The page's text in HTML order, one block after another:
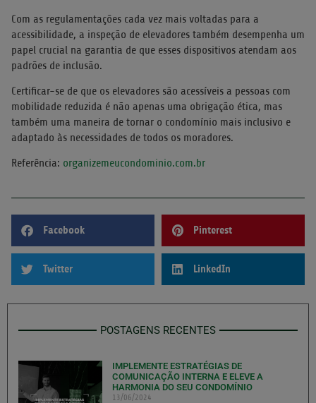
Com as regulamentações cada vez mais voltadas para a
acessibilidade, a inspeção de elevadores também desempenha um
papel crucial na garantia de que esses dispositivos atendam aos
padrões de inclusão.
Certificar-se de que os elevadores são acessíveis a pessoas com
mobilidade reduzida é não apenas uma obrigação ética, mas
também uma maneira de tornar o condomínio mais inclusivo e
adaptado às necessidades de todos os moradores.
Referência: organizemeucondominio.com.br
Facebook Pinterest
Twitter LinkedIn
POSTAGENS RECENTES
IMPLEMENTE ESTRATÉGIAS DE
COMUNICAÇÃO INTERNA E ELEVE A
HARMONIA DO SEU CONDOMÍNIO
13/06/2024